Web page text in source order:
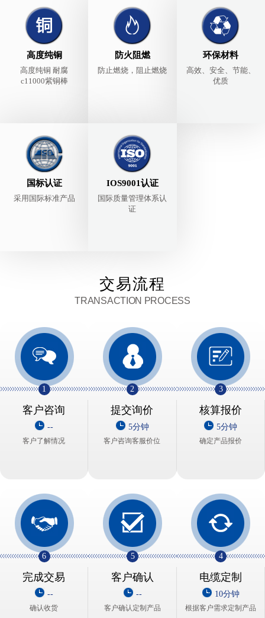
高度纯铜
高度纯铜 耐腐
c11000紫铜棒
防火阻燃
防止燃烧，阻止燃烧
环保材料
高效、安全、节能、
优质
国标认证
采用国际标准产品
IOS9001认证
国际质量管理体系认
证
交易流程
TRANSACTION PROCESS
1
客户咨询
--
客户了解情况
2
提交询价
5分钟
客户咨询客服价位
3
核算报价
5分钟
确定产品报价
4
电缆定制
10分钟
根据客户需求定制产品
5
客户确认
--
客户确认定制产品
6
完成交易
--
确认收货